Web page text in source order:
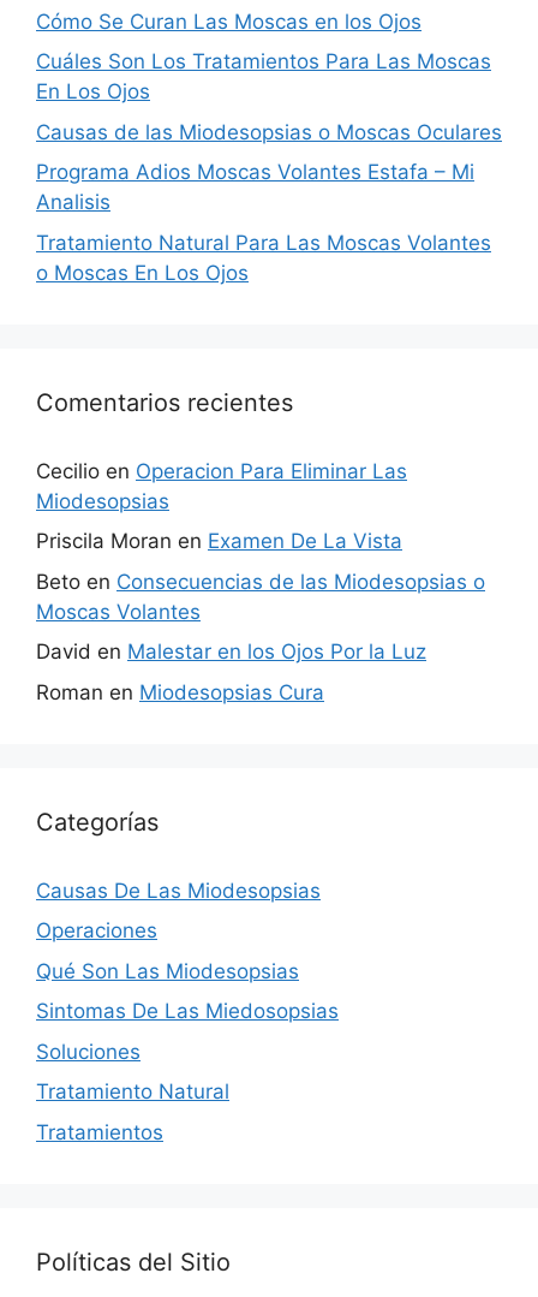
Cómo Se Curan Las Moscas en los Ojos
Cuáles Son Los Tratamientos Para Las Moscas
En Los Ojos
Causas de las Miodesopsias o Moscas Oculares
Programa Adios Moscas Volantes Estafa – Mi
Analisis
Tratamiento Natural Para Las Moscas Volantes
o Moscas En Los Ojos
Comentarios recientes
Cecilio en Operacion Para Eliminar Las
Miodesopsias
Priscila Moran en Examen De La Vista
Beto en Consecuencias de las Miodesopsias o
Moscas Volantes
David en Malestar en los Ojos Por la Luz
Roman en Miodesopsias Cura
Categorías
Causas De Las Miodesopsias
Operaciones
Qué Son Las Miodesopsias
Sintomas De Las Miedosopsias
Soluciones
Tratamiento Natural
Tratamientos
Políticas del Sitio